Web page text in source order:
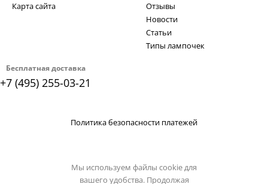
Бесплатная доставка
+7 (495) 255-03-21
Карта сайта
Отзывы
Новости
Статьи
Типы лампочек
Политика безопасности платежей
Мы используем файлы cookie для
вашего удобства. Продолжая